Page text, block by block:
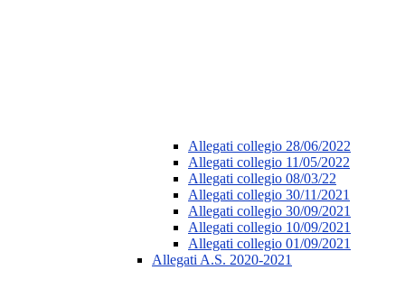
Allegati collegio 28/06/2022
Allegati collegio 11/05/2022
Allegati collegio 08/03/22
Allegati collegio 30/11/2021
Allegati collegio 30/09/2021
Allegati collegio 10/09/2021
Allegati collegio 01/09/2021
Allegati A.S. 2020-2021